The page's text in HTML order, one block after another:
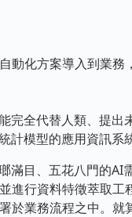
化方案導入到業務
全代替人類、提出
模型的應用資訊系統
目、五花八門的AI
進行資料特徵萃取
於業務流程之中。